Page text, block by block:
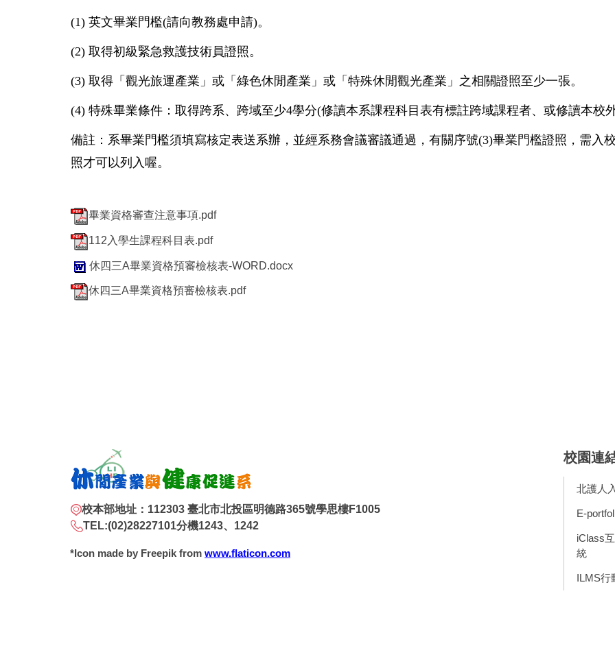
(1) 英文畢業門檻(請向教務處申請)。
(2) 取得初級緊急救護技術員證照。
(3) 取得「觀光旅運產業」或「綠色休閒產業」或「特殊休閒觀光產業」之相關證照至少一張。
(4) 特殊畢業條件：取得跨系、跨域至少4學分(修讀本系課程科目表有標註跨域課程者、或修讀本校
備註：系畢業門檻須填寫核定表送系辦，並經系務會議審議通過，有關序號(3)畢業門檻證照，需入
照才可以列入喔。
畢業資格審查注意事項.pdf
112入學生課程科目表.pdf
休四三A畢業資格預審檢核表-WORD.docx
休四三A畢業資格預審檢核表.pdf
校本部地址：112303 臺北市北投區明德路365號學思樓F1005
TEL:(02)28227101分機1243、1242
*Icon made by Freepik from www.flaticon.com
校園連
北護人
E-
iClass
統
ILMS行